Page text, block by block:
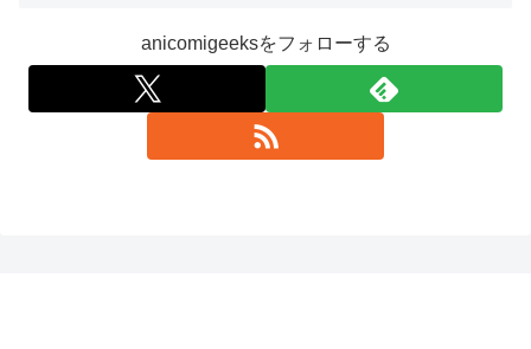
anicomigeeksをフォローする